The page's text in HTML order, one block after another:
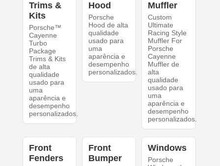
Trims &
Kits
Porsche™
Cayenne
Turbo
Package
Trims & Kits
de alta
qualidade
usado para
uma
aparência e
desempenho
personalizados.
Hood
Porsche
Hood de alta
qualidade
usado para
uma
aparência e
desempenho
personalizados.
Muffler
Custom
Ultimate
Racing Style
Muffler For
Porsche
Cayenne
Muffler de
alta
qualidade
usado para
uma
aparência e
desempenho
personalizados.
Front
Fenders
Front
Bumper
Windows
Porsche